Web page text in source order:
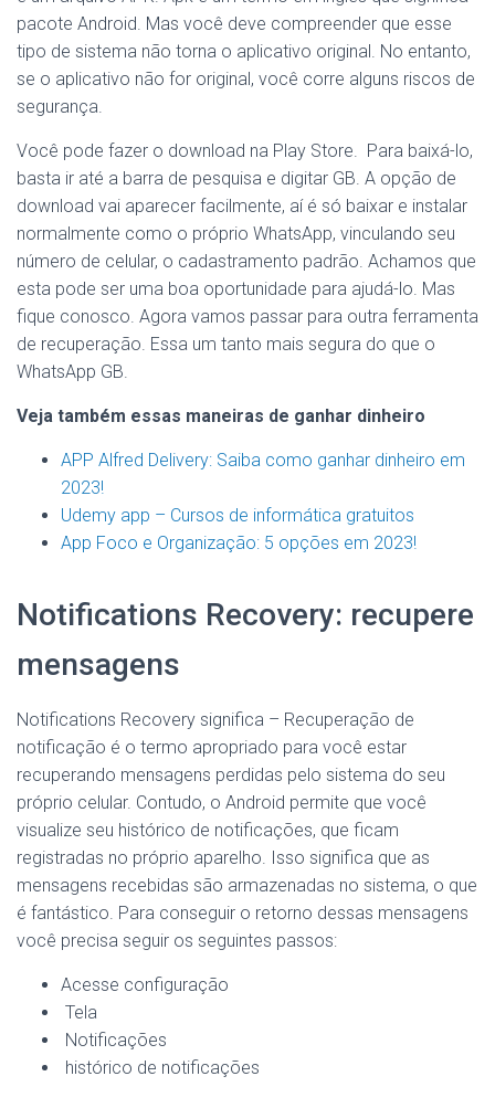
pacote Android. Mas você deve compreender que esse
tipo de sistema não torna o aplicativo original. No entanto,
se o aplicativo não for original, você corre alguns riscos de
segurança.
Você pode fazer o download na Play Store. Para baixá-lo,
basta ir até a barra de pesquisa e digitar GB. A opção de
download vai aparecer facilmente, aí é só baixar e instalar
normalmente como o próprio WhatsApp, vinculando seu
número de celular, o cadastramento padrão. Achamos que
esta pode ser uma boa oportunidade para ajudá-lo. Mas
fique conosco. Agora vamos passar para outra ferramenta
de recuperação. Essa um tanto mais segura do que o
WhatsApp GB.
Veja também essas maneiras de ganhar dinheiro
APP Alfred Delivery: Saiba como ganhar dinheiro em
2023!
Udemy app – Cursos de informática gratuitos
App Foco e Organização: 5 opções em 2023!
Notifications Recovery: recupere
mensagens
Notifications Recovery significa – Recuperação de
notificação é o termo apropriado para você estar
recuperando mensagens perdidas pelo sistema do seu
próprio celular. Contudo, o Android permite que você
visualize seu histórico de notificações, que ficam
registradas no próprio aparelho. Isso significa que as
mensagens recebidas são armazenadas no sistema, o que
é fantástico. Para conseguir o retorno dessas mensagens
você precisa seguir os seguintes passos:
Acesse configuração
Tela
Notificações
histórico de notificações